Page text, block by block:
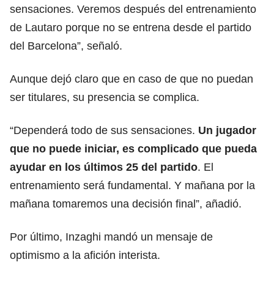
sensaciones. Veremos después del entrenamiento
de Lautaro porque no se entrena desde el partido
del Barcelona”, señaló.
Aunque dejó claro que en caso de que no puedan
ser titulares, su presencia se complica.
“Dependerá todo de sus sensaciones. Un jugador
que no puede iniciar, es complicado que pueda
ayudar en los últimos 25 del partido. El
entrenamiento será fundamental. Y mañana por la
mañana tomaremos una decisión final”, añadió.
Por último, Inzaghi mandó un mensaje de
optimismo a la afición interista.